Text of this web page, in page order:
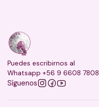
Puedes escribirnos al
Whatsapp +56 9 6608 7808
Síguenos